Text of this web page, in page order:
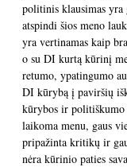
politinis klausimas yra
atspindi šios meno
yra vertinamas kaip
o su DI kurtą kūrinį
retumo, ypatingumo
DI kūrybą į paviršių
kūrybos ir
laikoma menu, gaus
pripažinta kritikų ir
nėra kūrinio paties